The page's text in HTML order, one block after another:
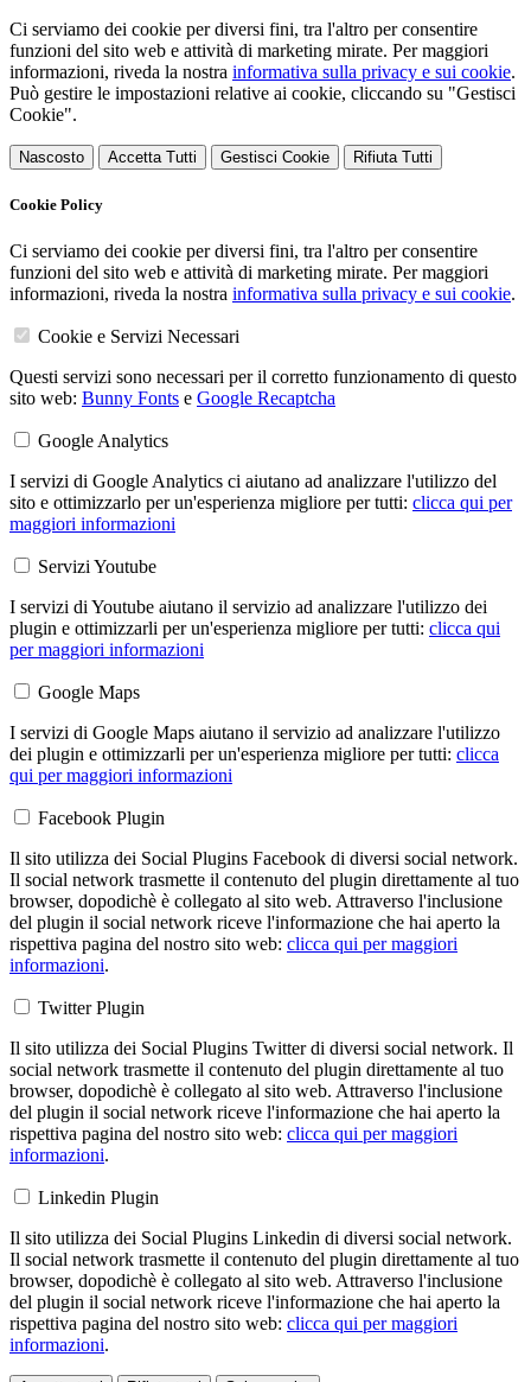
Ci serviamo dei cookie per diversi fini, tra l'altro per consentire
funzioni del sito web e attività di marketing mirate. Per maggiori
informazioni, riveda la nostra informativa sulla privacy e sui cookie.
Può gestire le impostazioni relative ai cookie, cliccando su "Gestisci
Cookie".
Nascosto Accetta Tutti Gestisci Cookie Rifiuta Tutti
Cookie Policy
Ci serviamo dei cookie per diversi fini, tra l'altro per consentire
funzioni del sito web e attività di marketing mirate. Per maggiori
informazioni, riveda la nostra informativa sulla privacy e sui cookie.
Cookie e Servizi Necessari
Questi servizi sono necessari per il corretto funzionamento di questo
sito web: Bunny Fonts e Google Recaptcha
Google Analytics
I servizi di Google Analytics ci aiutano ad analizzare l'utilizzo del
sito e ottimizzarlo per un'esperienza migliore per tutti: clicca qui per
maggiori informazioni
Servizi Youtube
I servizi di Youtube aiutano il servizio ad analizzare l'utilizzo dei
plugin e ottimizzarli per un'esperienza migliore per tutti: clicca qui
per maggiori informazioni
Google Maps
I servizi di Google Maps aiutano il servizio ad analizzare l'utilizzo
dei plugin e ottimizzarli per un'esperienza migliore per tutti: clicca
qui per maggiori informazioni
Facebook Plugin
Il sito utilizza dei Social Plugins Facebook di diversi social network.
Il social network trasmette il contenuto del plugin direttamente al tuo
browser, dopodichè è collegato al sito web. Attraverso l'inclusione
del plugin il social network riceve l'informazione che hai aperto la
rispettiva pagina del nostro sito web: clicca qui per maggiori
informazioni.
Twitter Plugin
Il sito utilizza dei Social Plugins Twitter di diversi social network. Il
social network trasmette il contenuto del plugin direttamente al tuo
browser, dopodichè è collegato al sito web. Attraverso l'inclusione
del plugin il social network riceve l'informazione che hai aperto la
rispettiva pagina del nostro sito web: clicca qui per maggiori
informazioni.
Linkedin Plugin
Il sito utilizza dei Social Plugins Linkedin di diversi social network.
Il social network trasmette il contenuto del plugin direttamente al tuo
browser, dopodichè è collegato al sito web. Attraverso l'inclusione
del plugin il social network riceve l'informazione che hai aperto la
rispettiva pagina del nostro sito web: clicca qui per maggiori
informazioni.